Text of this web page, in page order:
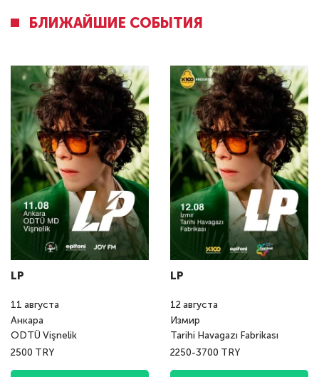
БЛИЖАЙШИЕ СОБЫТИЯ
LP
11 августа
Анкара
ODTÜ Vişnelik
2500 TRY
LP
12августа
Измир
Tarihi Havagazı Fabrikası
2250-3700 TRY